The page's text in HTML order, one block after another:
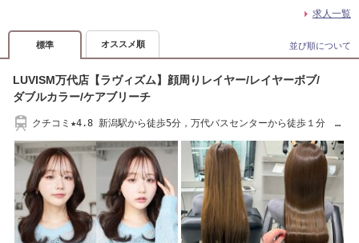
求人一覧
標準 オススメ順 並び順について
LUVISM万代店【ラヴィズム】顔周りレイヤー/レイヤーボブ/
ダブルカラー/ケアブリーチ
クチコミ★4.8 新潟駅から徒歩5分，万代バスセンターから徒歩１分 万